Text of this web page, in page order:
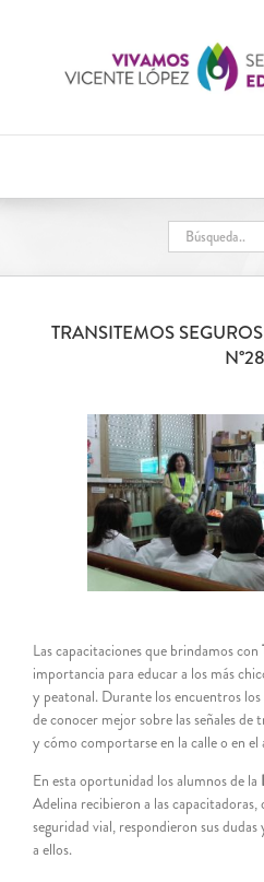
TRANSITEMOS
N°28
Las capacitaciones que brindamos con
importancia para educar a los más
y peatonal. Durante los encuentros
de conocer mejor sobre las señales de
y cómo comportarse en la calle o en el
En esta oportunidad los alumnos de la
Adelina recibieron a las capacitadoras,
seguridad vial, respondieron sus
a ellos.